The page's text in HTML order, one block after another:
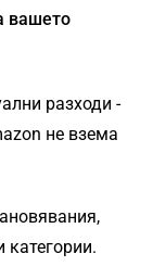
вашето
разходи -
не взема
категории.